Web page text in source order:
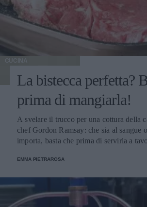
CUCINA
La bistecca perfetta?
prima di mangiarla!
A svelare il trucco per una cottura della
chef Gordon Ramsay: che sia al sangue
importa, basta che prima di servirla a
EMMA PIETRAROSA